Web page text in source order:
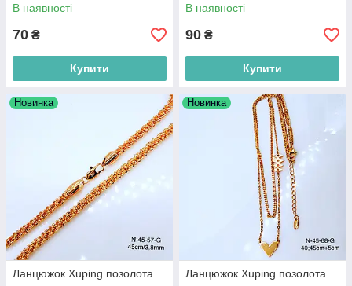
В наявності
70 ₴
Купити
В наявності
90 ₴
Купити
Новинка
Ланцюжок Xuping позолота
Новинка
Ланцюжок Xuping позолота